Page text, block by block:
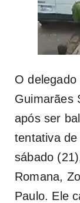
O
Guimarães
após ser
tentativa
sábado
Romana,
Paulo. Ele